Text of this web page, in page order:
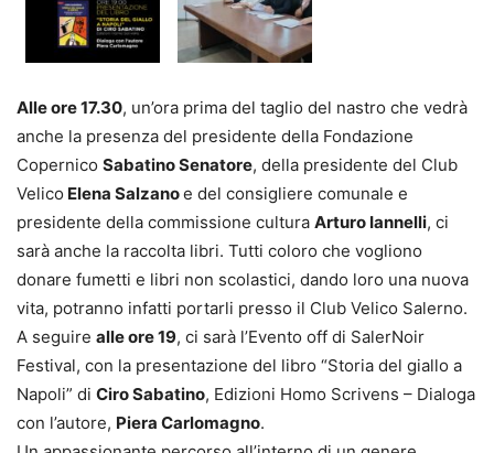
Alle ore 17.30, un’ora prima del taglio del nastro che vedrà
anche la presenza del presidente della Fondazione
Copernico Sabatino Senatore, della presidente del Club
Velico Elena Salzanoe del consigliere comunale e
presidente della commissione cultura Arturo Iannelli, ci
sarà anche la raccolta libri. Tutti coloro che vogliono
donare fumetti e libri non scolastici, dando loro una nuova
vita, potranno infatti portarli presso il Club Velico Salerno.
A seguire alle ore 19, ci sarà l’Evento off di SalerNoir
Festival, con la presentazione del libro “Storia del giallo a
Napoli” di Ciro Sabatino, Edizioni Homo Scrivens – Dialoga
con l’autore, Piera Carlomagno.